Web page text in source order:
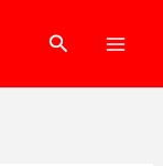
Search